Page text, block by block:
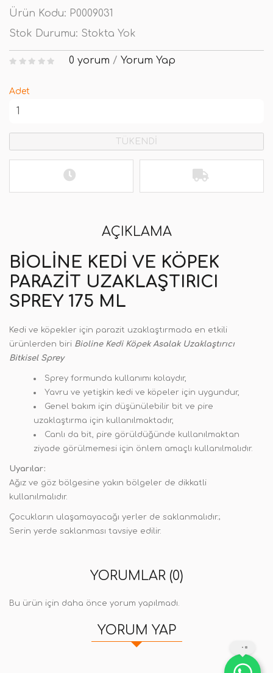
Ürün Kodu: P0009031
Stok Durumu: Stokta Yok
0 yorum / Yorum Yap
Adet
TÜKENDİ
AÇIKLAMA
BIOLINE KEDI VE KÖPEK
PARAZIT UZAKLAŞTIRICI
SPREY 175 ML
Kedi ve köpekler için parazit uzaklaştırmada en etkili
ürünlerden biri Bioline Kedi Köpek Asalak Uzaklaştırıcı
Bitkisel Sprey
Sprey formunda kullanımı kolaydır,
Yavru ve yetişkin kedi ve köpeler için uygundur,
Genel bakım için düşünülebilir bit ve pire
uzaklaştırma için kullanılmaktadır,
Canlı da bit, pire görüldüğünde kullanılmaktan
ziyade görülmemesi için önlem amaçlı kullanılmalıdır.
Uyarılar:
Ağız ve göz bölgesine yakın bölgeler de dikkatli
kullanılmalıdır.
Çocukların ulaşamayacağı yerler de saklanmalıdır.;
Serin yerde saklanması tavsiye edilir.
YORUMLAR (0)
Bu ürün için daha önce yorum yapılmadı.
YORUM YAP